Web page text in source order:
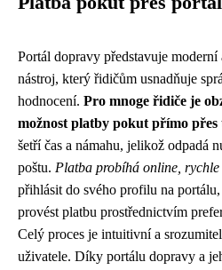
Portál dopravy představuje
nástroj, který řidičům usnadňuje
hodnocení. Pro mnoge řidiče je
možnost platby pokut přímo přes
šetří čas a námahu, jelikož odpadá
poštu. Platba probíhá online, rychle
přihlásit do svého profilu na
provést platbu prostřednictvím
Celý proces je intuitivní a
uživatele. Díky portálu dopravy a